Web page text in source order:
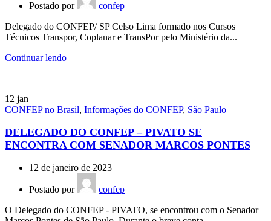
Postado por
confep
Delegado do CONFEP/ SP Celso Lima formado nos Cursos
Técnicos Transpor, Coplanar e TransPor pelo Ministério da...
Continuar lendo
12 jan
CONFEP no Brasil, Informações do CONFEP, São Paulo
DELEGADO DO CONFEP – PIVATO SE
ENCONTRA COM SENADOR MARCOS PONTES
12 de janeiro de 2023
Postado por
confep
O Delegado do CONFEP - PIVATO, se encontrou com o Senador